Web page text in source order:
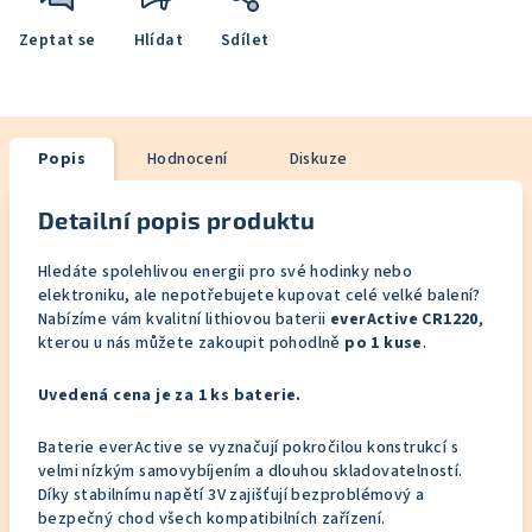
Zeptat se Hlídat Sdílet
Popis Hodnocení Diskuze
Detailní popis produktu
Hledáte spolehlivou energii pro své hodinky nebo
elektroniku, ale nepotřebujete kupovat celé velké balení?
Nabízíme vám kvalitní lithiovou baterii everActive CR1220,
kterou u nás můžete zakoupit pohodlně po 1 kuse.
Uvedená cena je za 1 ks baterie.
Baterie everActive se vyznačují pokročilou konstrukcí s
velmi nízkým samovybíjením a dlouhou skladovatelností.
Díky stabilnímu napětí 3V zajišťují bezproblémový a
bezpečný chod všech kompatibilních zařízení.